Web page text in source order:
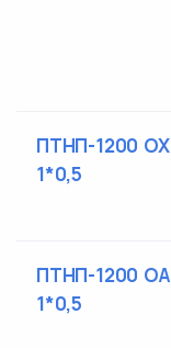
ПТНП-1200 ОХ
1*0,5
ПТНП-1200 ОА
1*0,5